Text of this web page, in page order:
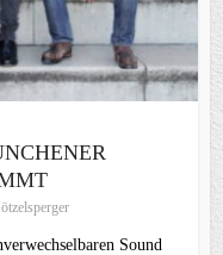
Sound